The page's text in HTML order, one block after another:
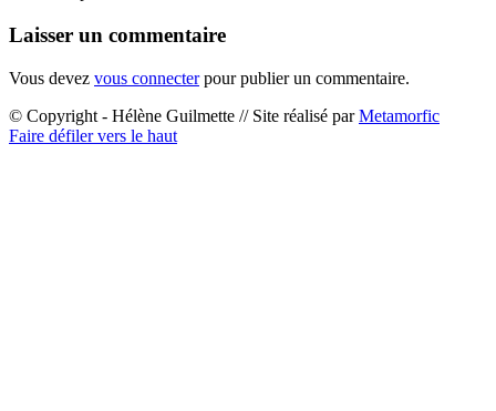
Laisser un commentaire
Vous devez vous connecterpour publier un commentaire.
© Copyright - Hélène Guilmette // Site réalisé parMetamorfic
Faire défiler vers le haut